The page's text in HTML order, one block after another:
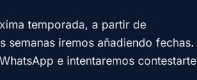
temporada, a partir de
semanas iremos añadiendo fechas.
e intentaremos contestarte